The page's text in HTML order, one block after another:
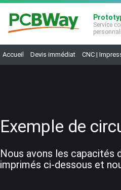
Service
Accueil Devis immédiat CNC |
Exemple de
Nous avons les capacités
imprimés ci-dessous et